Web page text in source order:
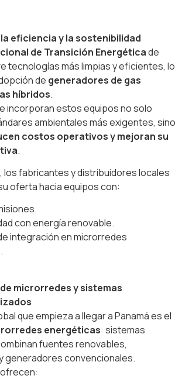
eficiencia y la sostenibilidad
de Transición Energéticade
tecnologías más limpias y eficientes, lo
de generadores de gas
híbridos.
incorporan estos equipos no solo
ambientales más exigentes, sino
costos operativos y mejoran su
.
los fabricantes y distribuidores locales
oferta hacia equipos con:
con energía renovable.
integración en microrredes
microrredes y sistemas
que empieza a llegar a Panamá es el
energéticas: sistemas
fuentes renovables,
generadores convencionales.